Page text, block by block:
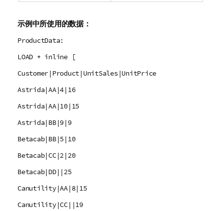
示例中所使用的数据：
ProductData:
LOAD * inline [
Customer|Product|UnitSales|UnitPrice
Astrida|AA|4|16
Astrida|AA|10|15
Astrida|BB|9|9
Betacab|BB|5|10
Betacab|CC|2|20
Betacab|DD||25
Canutility|AA|8|15
Canutility|CC||19